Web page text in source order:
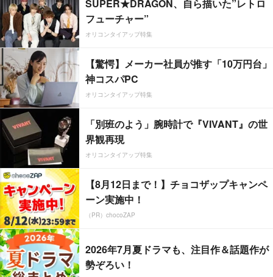
SUPER★DRAGON、自ら描いた”レトロ
フューチャー”
オリコンタイアップ特集
【驚愕】メーカー社員が推す「10万円台」
神コスパPC
オリコンタイアップ特集
「別班のよう」腕時計で『VIVANT』の世
界観再現
オリコンタイアップ特集
【8月12日まで！】チョコザップキャンペ
ーン実施中！
（PR）chocoZAP
2026年7月夏ドラマも、注目作＆話題作が
勢ぞろい！